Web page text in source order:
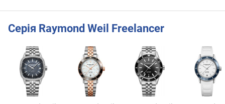
Серія Raymond Weil Freelancer